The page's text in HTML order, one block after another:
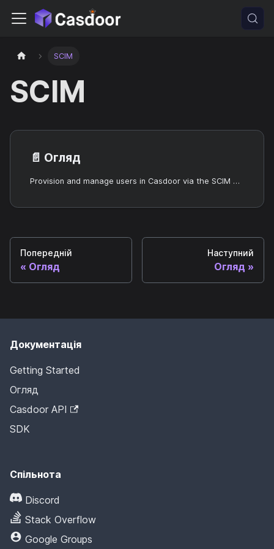
SCIM
SCIM
📄️ Огляд
Provision and manage users in Casdoor via the SCIM 2.0 API.
Попередній
Огляд
Наступний
Огляд
Документація
Getting Started
Огляд
Casdoor API
SDK
Спільнота
Discord
Stack Overflow
Google Groups